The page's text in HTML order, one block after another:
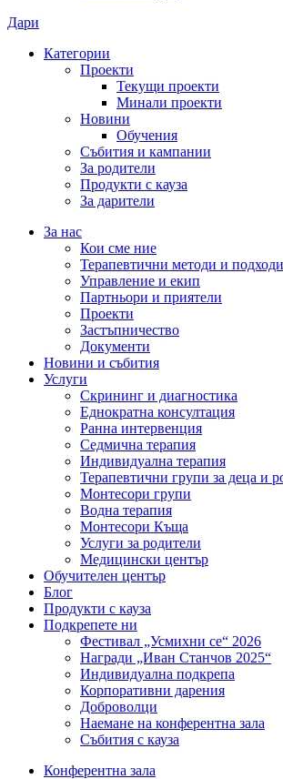
Дари
Категории
Проекти
Текущи проекти
Минали проекти
Новини
Обучения
Събития и кампании
За родители
Продукти с кауза
За дарители
За нас
Кои сме ние
Терапевтични методи и подходи
Управление и екип
Партньори и приятели
Проекти
Застъпничество
Документи
Новини и събития
Услуги
Скрининг и диагностика
Еднократна консултация
Ранна интервенция
Седмична терапия
Индивидуална терапия
Терапевтични групи за деца и
Монтесори групи
Водна терапия
Монтесори Къща
Услуги за родители
Медицински център
Обучителен център
Блог
Продукти с кауза
Подкрепете ни
Фестивал „Усмихни се“ 2026
Награди „Иван Станчов 2025“
Индивидуална подкрепа
Корпоративни дарения
Доброволци
Наемане на конферентна зала
Събития с кауза
Конферентна зала